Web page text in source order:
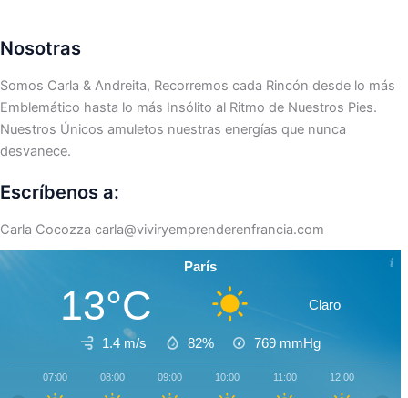
Nosotras
Somos Carla & Andreita, Recorremos cada Rincón desde lo más
Emblemático hasta lo más Insólito al Ritmo de Nuestros Pies.
Nuestros Únicos amuletos nuestras energías que nunca
desvanece.
Escríbenos a:
Carla Cocozza carla@viviryemprenderenfrancia.com
París
13°C Claro
1.4 m/s 82% 769 mmHg
07:00 08:00 09:00 10:00 11:00 12:00